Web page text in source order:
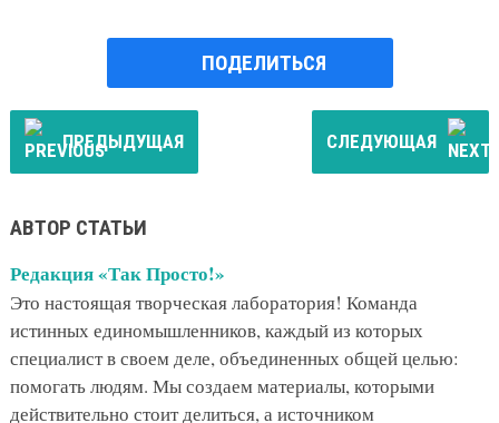
ПОДЕЛИТЬСЯ
ПРЕДЫДУЩАЯ СЛЕДУЮЩАЯ
АВТОР СТАТЬИ
Редакция «Так Просто!»
Это настоящая творческая лаборатория! Команда
истинных единомышленников, каждый из которых
специалист в своем деле, объединенных общей целью:
помогать людям. Мы создаем материалы, которыми
действительно стоит делиться, а источником